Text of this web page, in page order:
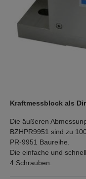
Kraftmessblock als
Die äußeren
BZHPR9951 sind zu
PR-9951 Baureihe.
Die einfache und
4 Schrauben.